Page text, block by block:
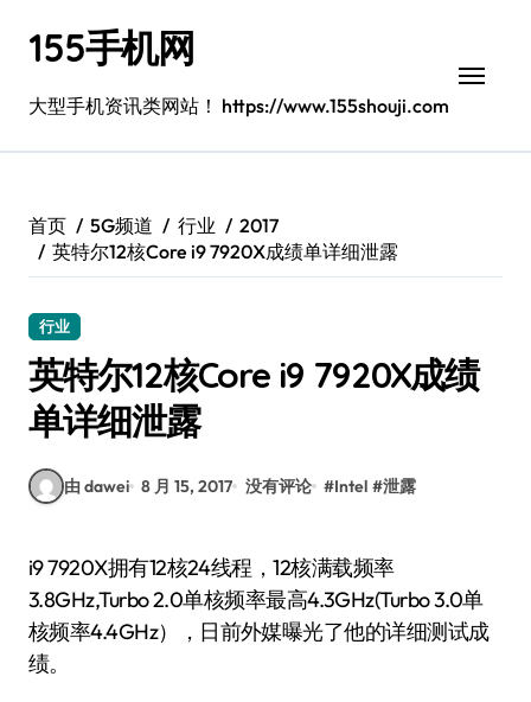
155手机网
大型手机资讯类网站！ https://www.155shouji.com
首页 5G频道 行业
2017
英特尔12核Core i9 7920X成绩单详细泄露
行业
英特尔12核Core i9 7920X成绩
单详细泄露
由 dawei 8 月 15, 2017 没有评论 #Intel #泄露
i9 7920X拥有12核24线程，12核满载频率
3.8GHz,Turbo 2.0单核频率最高4.3GHz(Turbo 3.0单
核频率4.4GHz），日前外媒曝光了他的详细测试成
绩。